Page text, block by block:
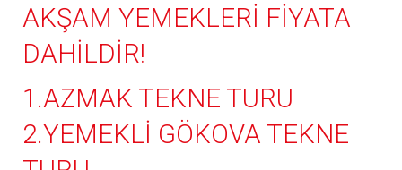
AKŞAM YEMEKLERİ FİYATA
DAHİLDİR!
1.AZMAK TEKNE TURU
2.YEMEKLİ GÖKOVA TEKNE